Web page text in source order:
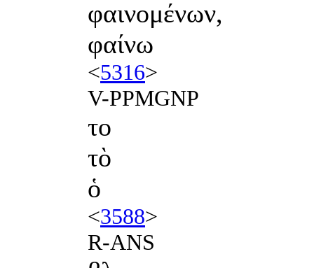
φαινομένων,
φαίνω
<5316>
V-PPMGNP
το
τὸ
ὁ
<3588>
R-ANS